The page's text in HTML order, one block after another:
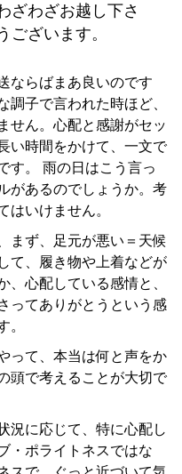
ざわざお越し下さ
ございます。
ならばまあ良いのです
調子で言われた時ほど、
せん。心配と感謝がセッ
い時間をかけて、一文で
す。 雨の日はこう言っ
があるのでしょうか。考
はいけません。
まず、足元が悪い＝天候
て、履き物や上着などが
、心配している感情と、
ってありがとうという感
。
って、本当は何と声をか
頭で考えることが大切で
況に応じて、特に心配し
・ポライトネスではな